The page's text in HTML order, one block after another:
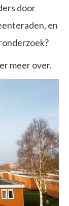
door
en
meer over.